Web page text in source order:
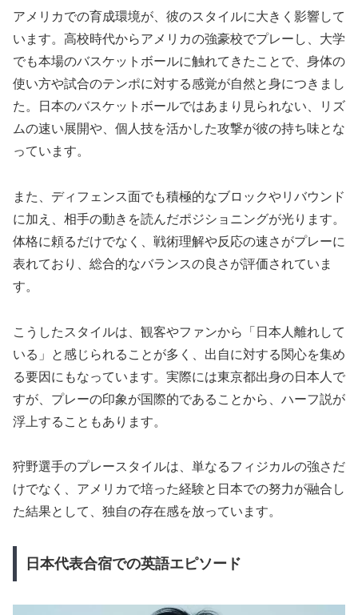
アメリカでの育成環境が、彼のスタイルに大きく影響して
います。高校時代からアメリカの強豪校でプレーし、大学
でも本場のバスケットボールに触れてきたことで、身体の
使い方や試合のテンポに対する感覚が自然と身につきまし
た。日本のバスケットボールではあまり見られない、リズ
ムの速い展開や、個人技を活かした攻撃が彼の持ち味とな
っています。
また、ディフェンス面でも積極的なブロックやリバウンド
に加え、相手の動きを読んだポジショニングが光ります。
体格に頼るだけでなく、戦術理解や反応の速さがプレーに
表れており、総合的なバランスの良さが評価されていま
す。
こうしたスタイルは、観客やファンから「日本人離れして
いる」と感じられることが多く、出自に対する関心を集め
る要因にもなっています。実際には東京都出身の日本人で
すが、プレーの印象が国際的であることから、ハーフ説が
浮上することもあります。
狩野選手のプレースタイルは、単なるフィジカルの強さだ
けでなく、アメリカで培った経験と日本での努力が融合し
た結果として、独自の存在感を放っています。
日本代表合宿での英語エピソード